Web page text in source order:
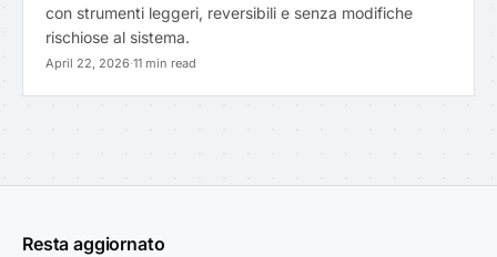
con strumenti leggeri, reversibili e senza modifiche
rischiose al sistema.
April 22, 2026·11 min read
Resta aggiornato